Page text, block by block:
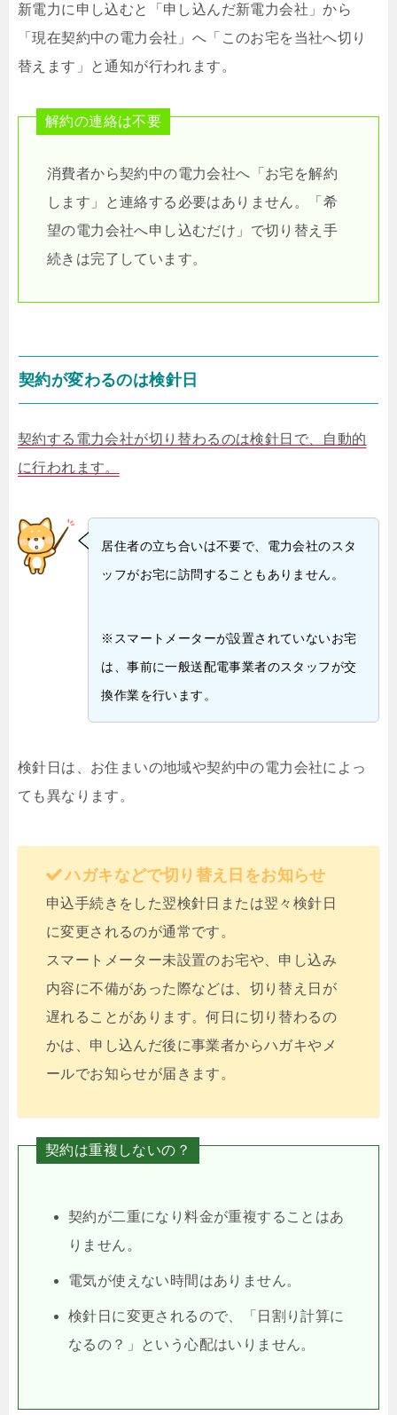
新電力に申し込むと「申し込んだ新電力会社」から
「現在契約中の電力会社」へ「このお宅を当社へ切り
替えます」と通知が行われます。
解約の連絡は不要
消費者から契約中の電力会社へ「お宅を解約
します」と連絡する必要はありません。「希
望の電力会社へ申し込むだけ」で切り替え手
続きは完了しています。
契約が変わるのは検針日
契約する電力会社が切り替わるのは検針日で、自動的
に行われます。
居住者の立ち合いは不要で、電力会社のスタ
ッフがお宅に訪問することもありません。
※スマートメーターが設置されていないお宅
は、事前に一般送配電事業者のスタッフが交
換作業を行います。
検針日は、お住まいの地域や契約中の電力会社によっ
ても異なります。
ハガキなどで切り替え日をお知らせ
申込手続きをした翌検針日または翌々検針日
に変更されるのが通常です。
スマートメーター未設置のお宅や、申し込み
内容に不備があった際などは、切り替え日が
遅れることがあります。何日に切り替わるの
かは、申し込んだ後に事業者からハガキやメ
ールでお知らせが届きます。
契約は重複しないの？
契約が二重になり料金が重複することはあ
りません。
電気が使えない時間はありません。
検針日に変更されるので、「日割り計算に
なるの？」という心配はいりません。